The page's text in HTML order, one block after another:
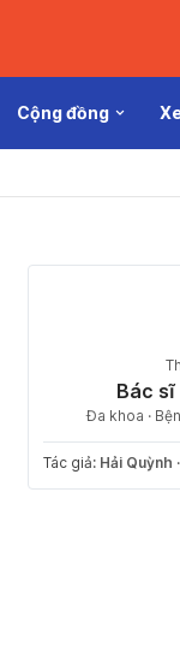
Cộng đồng
Bác sĩ
Đa khoa ·
Tác giả: Hải Quỳnh ·